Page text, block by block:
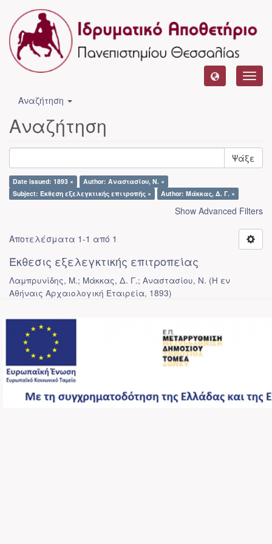
Αναζήτηση
Αναζήτηση
Ψάξε
Date issued: 1893 ×
Author: Αναστασίου, Ν. ×
Subject: Έκθεση εξελεγκτικής επιτροπής ×
Author: Μάκκας, Δ. Γ. ×
Show Advanced Filters
Αποτελέσματα 1-1 από 1
Έκθεσις εξελεγκτικής επιτροπείας
Λαμπρυνίδης, Μ.; Μάκκας, Δ. Γ.; Αναστασίου, Ν. (Η εν
Αθήναις Αρχαιολογική Εταιρεία, 1893)